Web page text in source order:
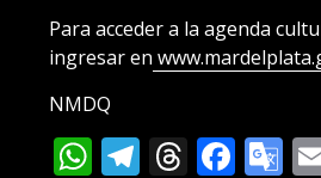
Para acceder a la agenda
ingresar en
NMDQ
WhatsApp
Telegram